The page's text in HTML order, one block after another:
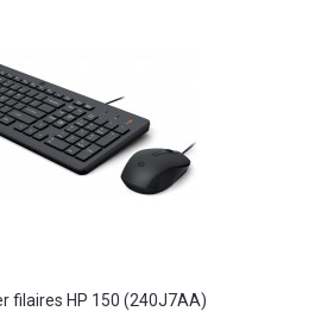
filaires HP 150 (240J7AA)